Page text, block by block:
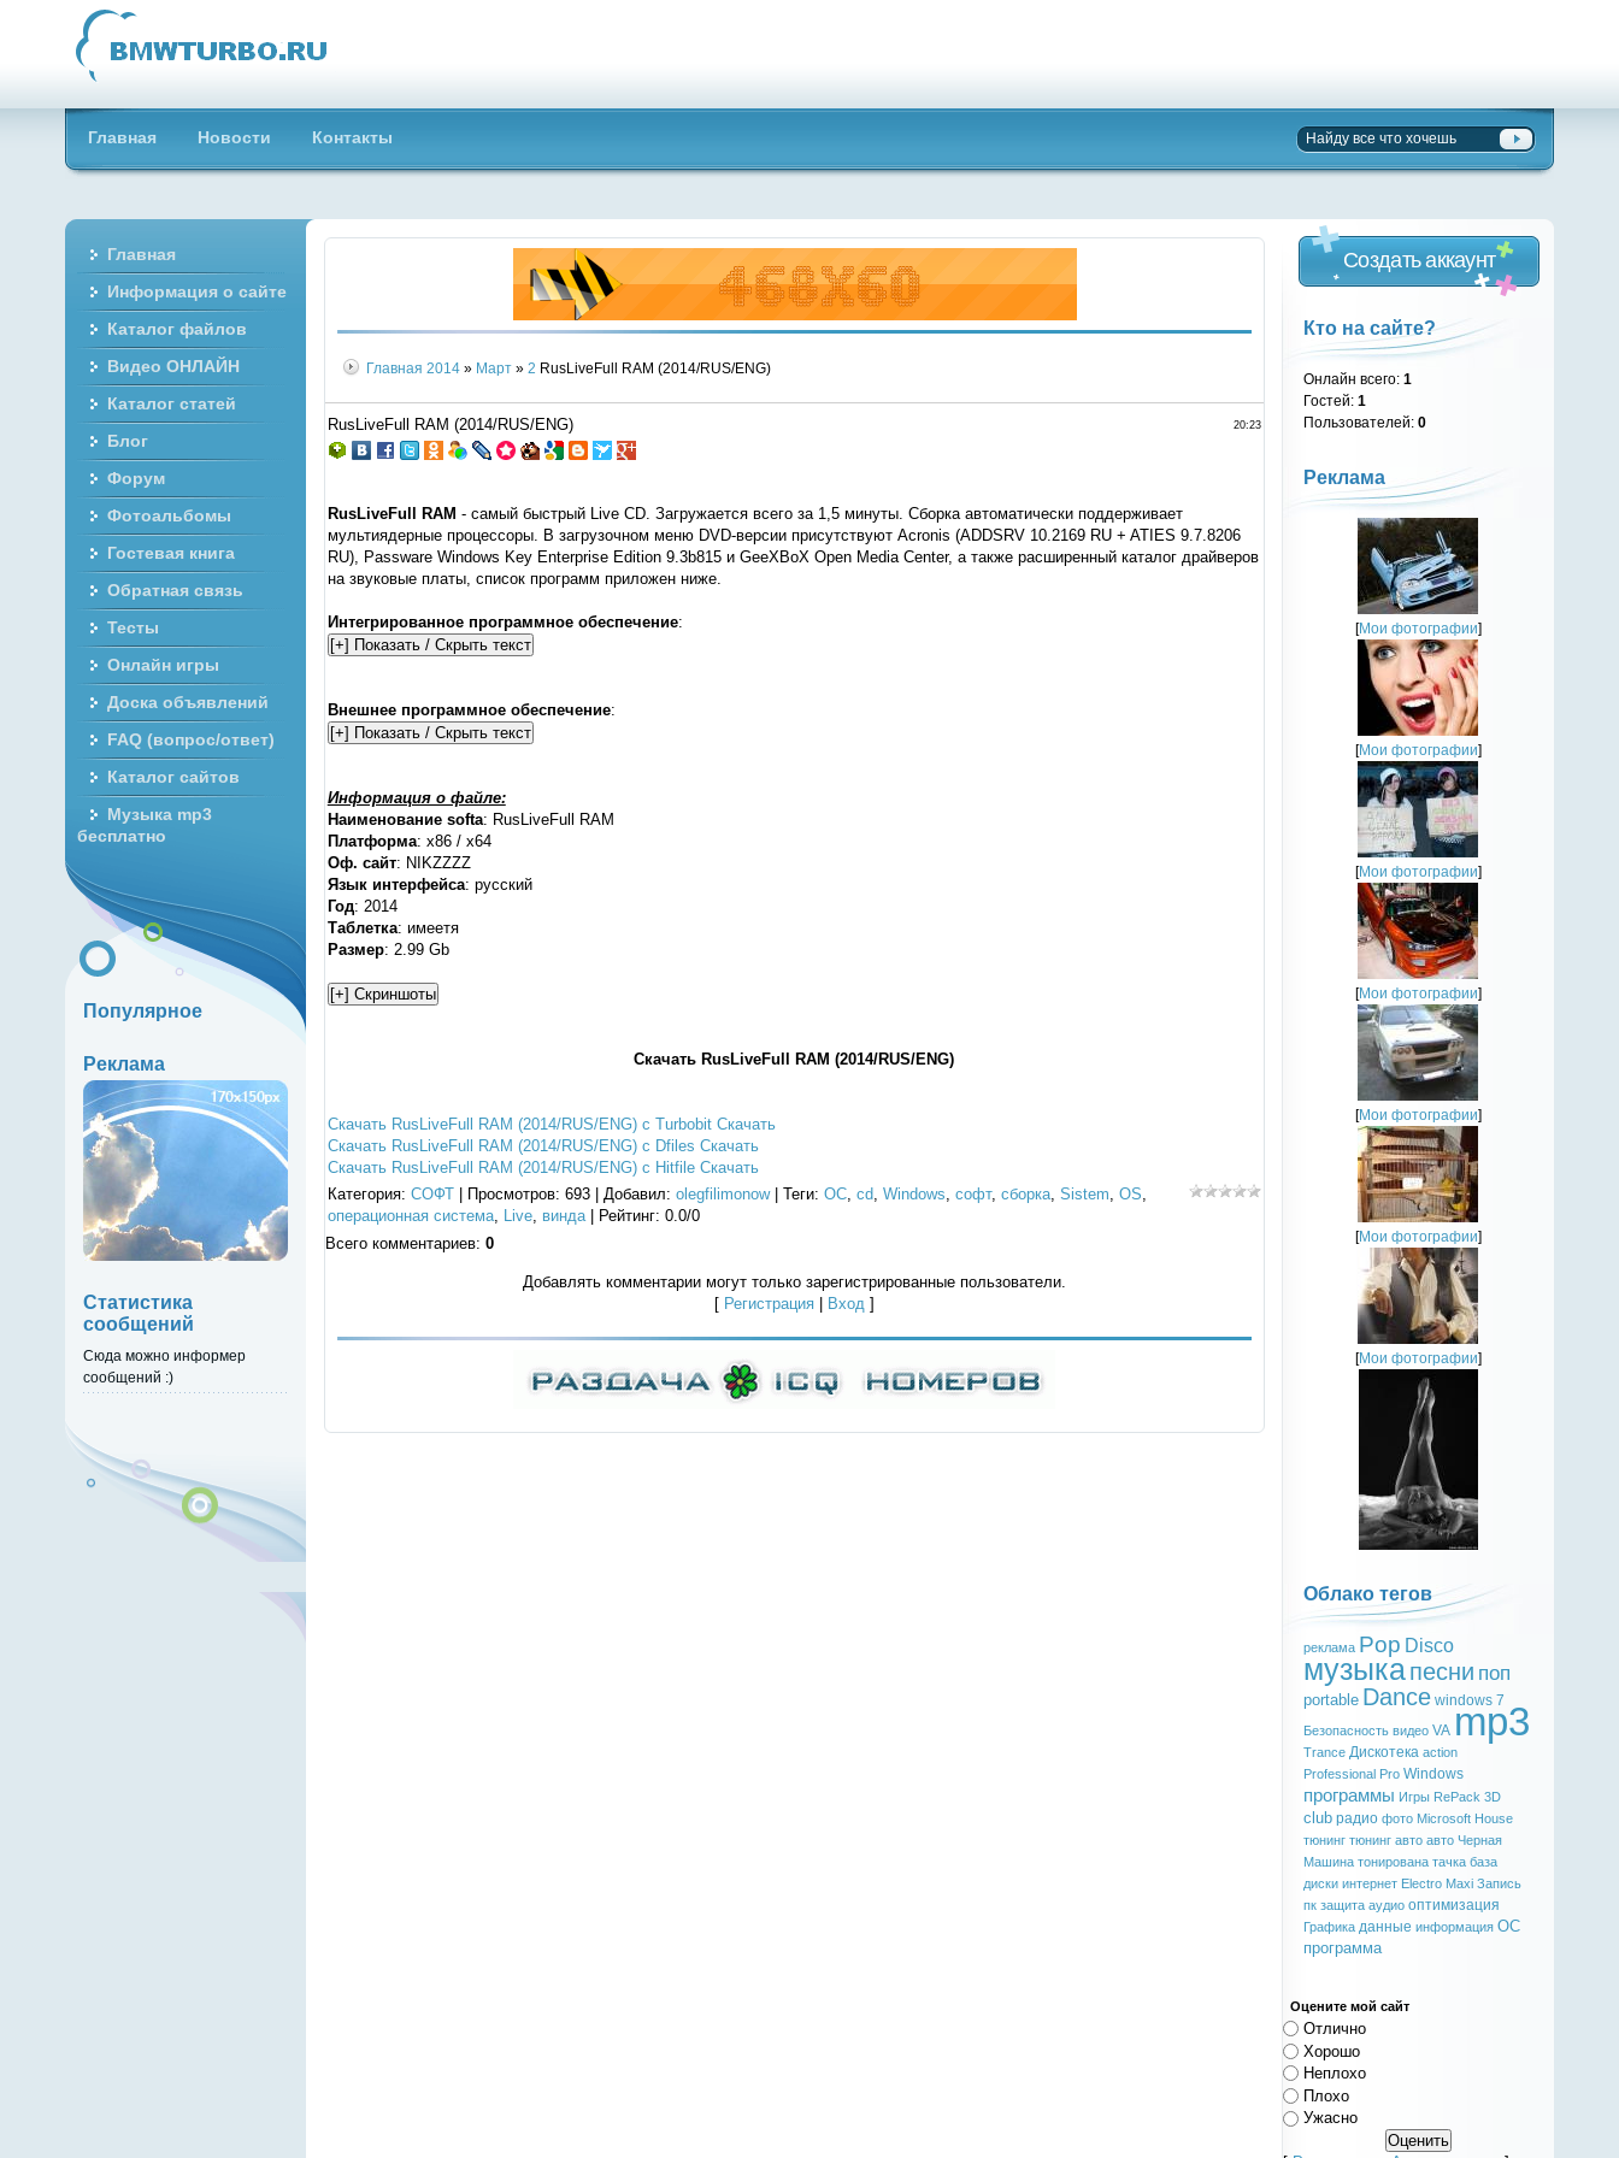
Главная Новости Контакты
Главная 2014 » Март » 2 RusLiveFull RAM (2014/RUS/ENG)
20:23
RusLiveFull RAM (2014/RUS/ENG)
RusLiveFull RAM - самый быстрый Live CD. Загружается всего за 1,5 минуты. Сборка автоматически поддерживает
мультиядерные процессоры. В загрузочном меню DVD-версии присутствуют Acronis (ADDSRV 10.2169 RU + ATIES 9.7.8206
RU), Passware Windows Key Enterprise Edition 9.3b815 и GeeXBoX Open Media Center, а также расширенный каталог драйверов
на звуковые платы, список программ приложен ниже.
Интегрированное программное обеспечение:
Внешнее программное обеспечение:
Информация о файле:
Наименование softa: RusLiveFull RAM
Платформа: x86 / x64
Оф. сайт: NIKZZZZ
Язык интерфейса: русский
Год: 2014
Таблетка: имеетя
Размер: 2.99 Gb
Скачать RusLiveFull RAM (2014/RUS/ENG)
Скачать RusLiveFull RAM (2014/RUS/ENG) с Turbobit Скачать
Скачать RusLiveFull RAM (2014/RUS/ENG) с Dfiles Скачать
Скачать RusLiveFull RAM (2014/RUS/ENG) с Hitfile Скачать
Категория: СОФТ| Просмотров: 693 | Добавил: olegfilimonow| Теги: ОС, cd, Windows, софт, сборка, Sistem, OS,
операционная система, Live, винда| Рейтинг: 0.0/0
Всего комментариев: 0
Добавлять комментарии могут только зарегистрированные пользователи.
[ Регистрация Вход ]
Создать аккаунт
Кто на сайте?
Онлайн всего:1
Гостей:1
Пользователей:0
Реклама
[Мои фотографии]
[Мои фотографии]
[Мои фотографии]
[Мои фотографии]
[Мои фотографии]
[Мои фотографии]
[Мои фотографии]
Облако тегов
реклама Pop Disco
музыкапесни поп
portable Dance windows 7
Безопасность видео VA mp3
Trance Дискотека action
Professional Pro Windows
программы Игры RePack 3D
club радио фото Microsoft House
тюнинг тюнинг авто авто Черная
Машина тонирована тачка база
диски интернет Electro Maxi Запись
пк защита аудио оптимизация
Графика данные информация ОС
программа
Оцените мой сайт
Отлично
Хорошо
Неплохо
Плохо
Ужасно
Главная
Информация о сайте
Каталог файлов
Видео ОНЛАЙН
Каталог статей
Блог
Форум
Фотоальбомы
Гостевая книга
Обратная связь
Тесты
Онлайн игры
Доска объявлений
FAQ (вопрос/ответ)
Каталог сайтов
Музыка mp3
бесплатно
Популярное
Реклама
Статистика
сообщений
Сюда можно информер
сообщений :)